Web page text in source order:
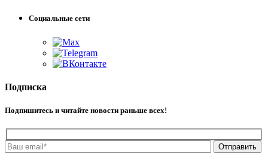
Социальные сети
Подписка
Подпишитесь и читайте новости раньше всех!
Отправить